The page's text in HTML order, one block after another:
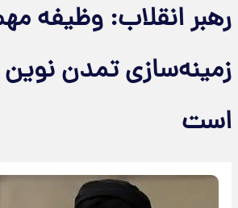
انقلاب: وظیفه
تمدن نوین